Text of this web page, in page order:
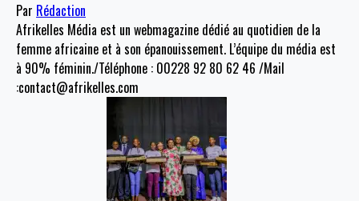
Par Rédaction
Afrikelles Média est un webmagazine dédié au quotidien de la
femme africaine et à son épanouissement. L’équipe du média est
à 90% féminin./Téléphone : 00228 92 80 62 46 /Mail
:contact@afrikelles.com